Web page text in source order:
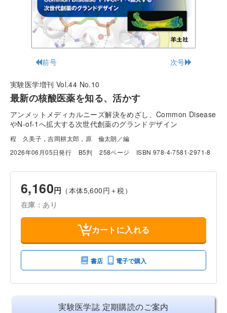
前号 次号
実験医学増刊 Vol.44 No.10
最新の核酸医薬を知る、活かす
アンメットメディカルニーズ解決をめざし、Common Disease
やN-of-1へ拡大する次世代創薬のグランドデザイン
程 久美子，吉岡耕太郎，原 倫太朗／編
2026年06月05日発行
B5判 258ページ ISBN 978-4-7581-2971-8
6,160円 （本体5,600円＋税）
在庫：あり
カートに入れる
書店 電子で購入
実験医学誌 定期購読のご案内